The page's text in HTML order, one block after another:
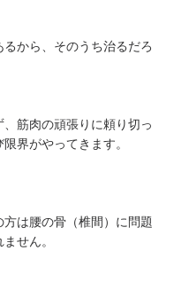
るから、そのうち治るだろ
筋肉の頑張りに頼り切っ
界がやってきます。
は腰の骨（椎間）に問題
せん。